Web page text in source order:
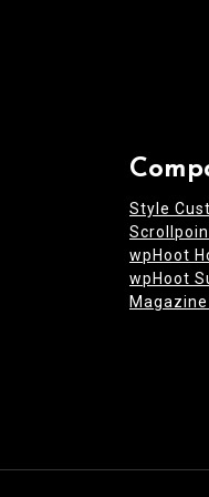
Style
wpHoot
wpHoot